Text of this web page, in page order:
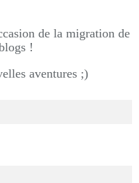
de la migration de
!
aventures ;)